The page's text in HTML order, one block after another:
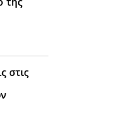
στις